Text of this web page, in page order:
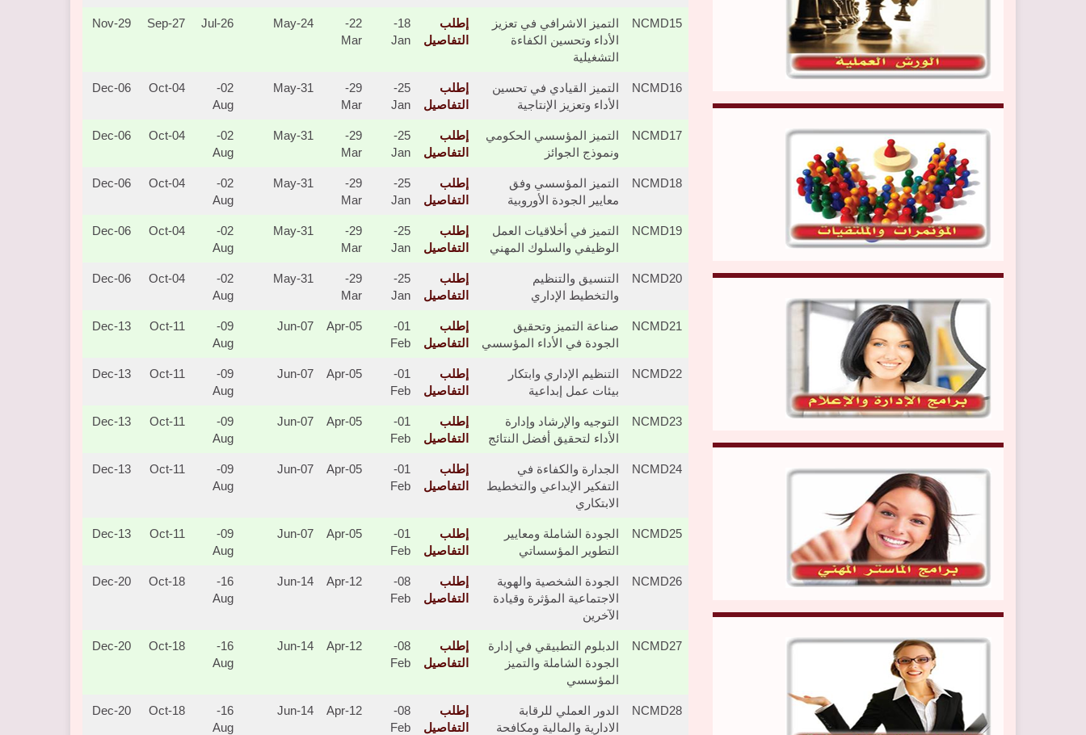
NCMD15
التميز الاشرافي في تعزيز
الأداء وتحسين الكفاءة
التشغيلية
إطلب
التفاصيل
18-
Jan
22-
Mar
24-May
26-Jul
27-Sep
29-Nov
NCMD16
التميز القيادي في تحسين
الأداء وتعزيز الإنتاجية
إطلب
التفاصيل
25-
Jan
29-
Mar
31-May
02-
Aug
04-Oct
06-Dec
NCMD17
التميز المؤسسي الحكومي
ونموذج الجوائز
إطلب
التفاصيل
25-
Jan
29-
Mar
31-May
02-
Aug
04-Oct
06-Dec
NCMD18
التميز المؤسسي وفق
معايير الجودة الأوروبية
إطلب
التفاصيل
25-
Jan
29-
Mar
31-May
02-
Aug
04-Oct
06-Dec
NCMD19
التميز في أخلاقيات العمل
الوظيفي والسلوك المهني
إطلب
التفاصيل
25-
Jan
29-
Mar
31-May
02-
Aug
04-Oct
06-Dec
NCMD20
التنسيق والتنظيم
والتخطيط الإداري
إطلب
التفاصيل
25-
Jan
29-
Mar
31-May
02-
Aug
04-Oct
06-Dec
NCMD21
​​​صناعة التميز وتحقيق
الجودة في الأداء المؤسسي
إطلب
التفاصيل
01-
Feb
05-Apr
07-Jun
09-
Aug
11-Oct
13-Dec
NCMD22
التنظيم الإداري وابتكار
بيئات عمل إبداعية
إطلب
التفاصيل
01-
Feb
05-Apr
07-Jun
09-
Aug
11-Oct
13-Dec
NCMD23
التوجيه والإرشاد وإدارة
الأداء لتحقيق أفضل النتائج
إطلب
التفاصيل
01-
Feb
05-Apr
07-Jun
09-
Aug
11-Oct
13-Dec
NCMD24
الجدارة والكفاءة في
التفكير الإبداعي والتخطيط
الابتكاري
إطلب
التفاصيل
01-
Feb
05-Apr
07-Jun
09-
Aug
11-Oct
13-Dec
NCMD25
الجودة الشاملة ومعايير
التطوير المؤسساتي
إطلب
التفاصيل
01-
Feb
05-Apr
07-Jun
09-
Aug
11-Oct
13-Dec
NCMD26
الجودة الشخصية والهوية
الاجتماعية المؤثرة وقيادة
الآخرين
إطلب
التفاصيل
08-
Feb
12-Apr
14-Jun
16-
Aug
18-Oct
20-Dec
NCMD27
الدبلوم التطبيقي في إدارة
الجودة الشاملة والتميز
المؤسسي
إطلب
التفاصيل
08-
Feb
12-Apr
14-Jun
16-
Aug
18-Oct
20-Dec
NCMD28
الدور العملي للرقابة
الادارية والمالية ومكافحة
إطلب
التفاصيل
08-
Feb
12-Apr
14-Jun
16-
Aug
18-Oct
20-Dec